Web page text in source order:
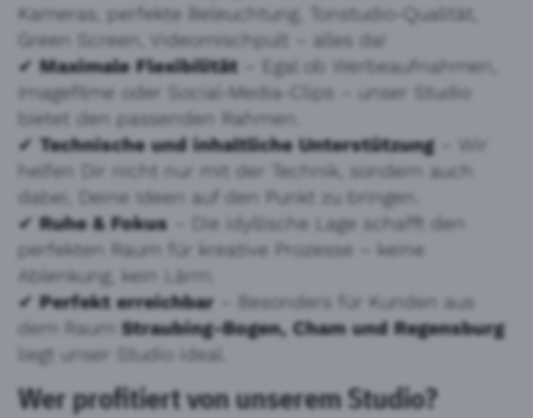
Kameras, perfekte Beleuchtung, Tonstudio-Qualität,
Green Screen, Videomischpult – alles da!
✔ Maximale Flexibilität – Egal ob Werbeaufnahmen,
Imagefilme oder Social-Media-Clips – unser Studio
bietet den passenden Rahmen.
✔ Technische und inhaltliche Unterstützung– Wir
helfen Dir nicht nur mit der Technik, sondern auch
dabei, Deine Ideen auf den Punkt zu bringen.
✔ Ruhe & Fokus – Die idyllische Lage schafft den
perfekten Raum für kreative Prozesse – keine
Ablenkung, kein Lärm.
✔ Perfekt erreichbar – Besonders für Kunden aus
dem Raum Straubing-Bogen, Cham und Regensburg
liegt unser Studio ideal.
Wer profitiert von unserem Studio?